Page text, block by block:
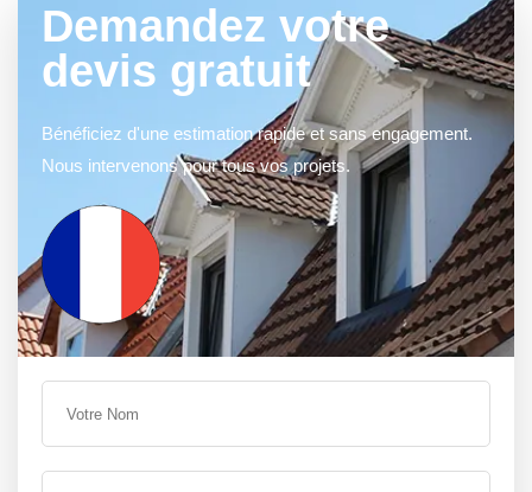
Demandez votre
devis gratuit
Bénéficiez d'une estimation rapide et sans engagement.
Nous intervenons pour tous vos projets.